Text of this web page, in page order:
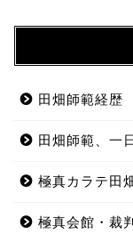
田畑師範経歴
田畑師範、一
極真カラテ田
極真会館・裁